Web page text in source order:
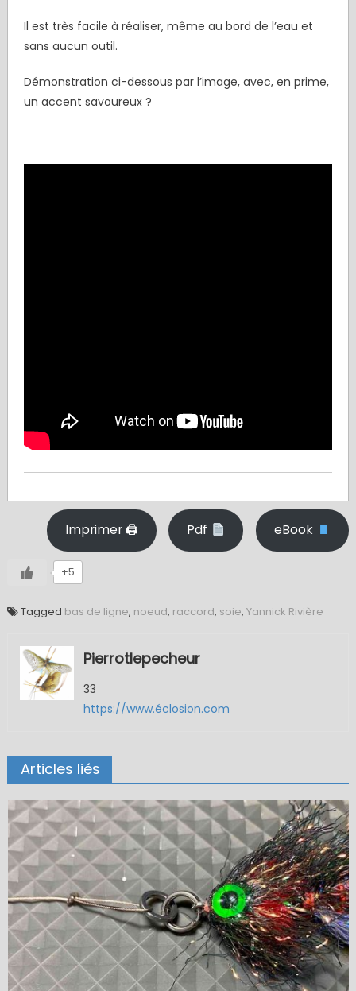
Il est très facile à réaliser, même au bord de l’eau et
sans aucun outil.
Démonstration ci-dessous par l’image, avec, en prime,
un accent savoureux ?
Imprimer 🖨 Pdf eBook
+5
Tagged bas de ligne, noeud, raccord, soie, Yannick Rivière
Pierrotlepecheur
33
https://www.éclosion.com
Articles liés